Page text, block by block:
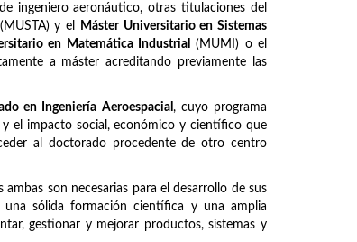
ingeniero aeronáutico, otras titulaciones del
(MUSTA) y el
Máster Universitario en Sistemas
en Matemática Industrial
(MUMI) o el
a máster acreditando previamente las
en Ingeniería Aeroespacial , cuyo programa
el impacto social, económico y científico que
al doctorado procedente de otro centro
son necesarias para el desarrollo de sus
sólida formación científica y una amplia
gestionar y mejorar productos, sistemas y